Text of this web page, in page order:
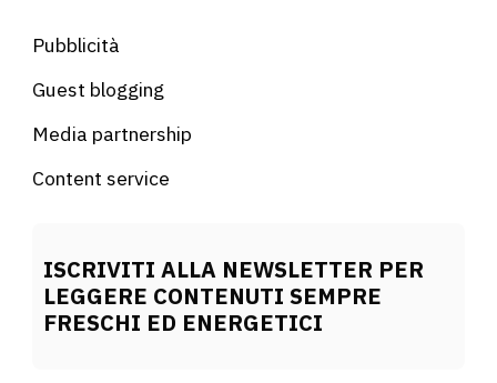
Pubblicità
Guest blogging
Media partnership
Content service
ISCRIVITI ALLA NEWSLETTER PER
LEGGERE CONTENUTI SEMPRE
FRESCHI ED ENERGETICI